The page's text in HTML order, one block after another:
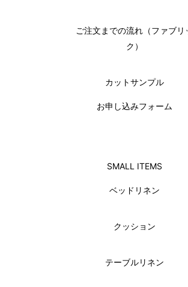
ご注文までの流れ（ファブリ
ク）
カットサンプル
お申し込みフォーム
SMALL ITEMS
ベッドリネン
クッション
テーブルリネン